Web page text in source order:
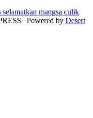
| Powered by Desert